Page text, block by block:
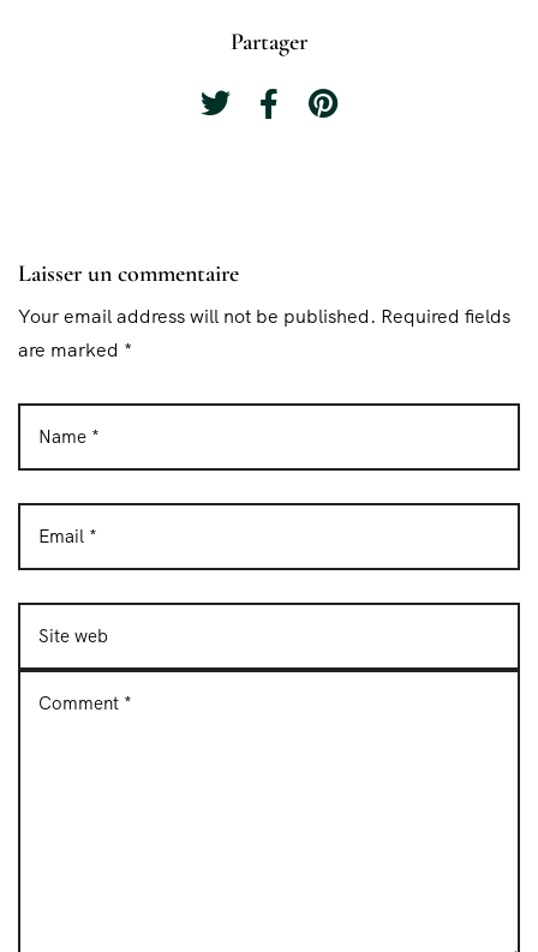
Partager
Laisser un commentaire
Your email address will not be published. Required fields
are marked *